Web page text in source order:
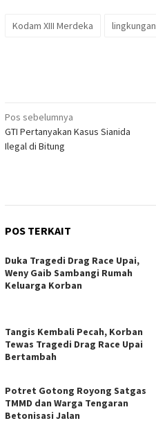
Kodam XIII Merdeka lingkungan
Navigasi
pos
Pos sebelumnya
GTI Pertanyakan Kasus Sianida
Ilegal di Bitung
POS TERKAIT
Duka Tragedi Drag Race Upai,
Weny Gaib Sambangi Rumah
Keluarga Korban
Tangis Kembali Pecah, Korban
Tewas Tragedi Drag Race Upai
Bertambah
Potret Gotong Royong Satgas
TMMD dan Warga Tengaran
Betonisasi Jalan